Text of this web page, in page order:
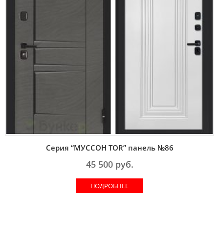
Серия “МУССОН TOR” панель №86
45 500руб.
ПОДРОБНЕЕ